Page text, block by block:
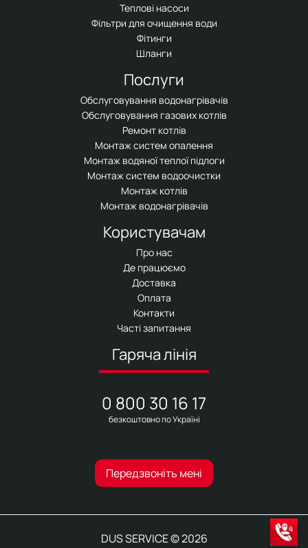
Теплові насоси
Фільтри для очищення води
Фітинги
Шланги
Послуги
Обслуговування водонагрівачів
Обслуговування газових котлів
Ремонт котлів
Монтаж систем опалення
Монтаж водяної теплої підлоги
Монтаж систем водоочистки
Монтаж котлів
Монтаж водонагрівачів
Користувачам
Про нас
Де працюємо
Доставка
Оплата
Контакти
Часті запитання
Гаряча лінія
0 800 30 16 17
безкоштовно по Україні
Передзвоніть мені
DUS SERVICE © 2026